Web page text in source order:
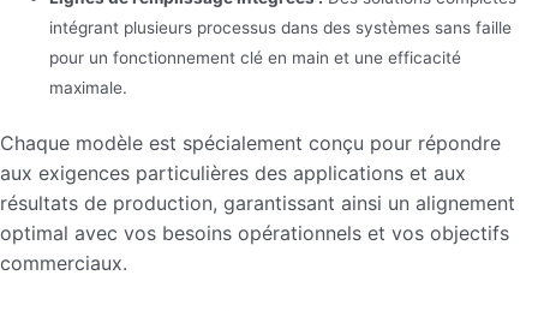
intégrant plusieurs processus dans des systèmes sans faille
pour un fonctionnement clé en main et une efficacité
maximale.
Chaque modèle est spécialement conçu pour répondre
aux exigences particulières des applications et aux
résultats de production, garantissant ainsi un alignement
optimal avec vos besoins opérationnels et vos objectifs
commerciaux.